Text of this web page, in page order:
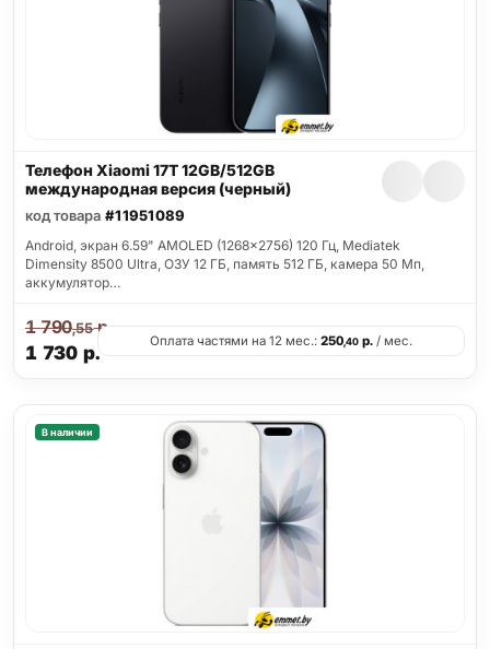
Телефон Xiaomi 17T 12GB/512GB
международная версия (черный)
код товара #11951089
Android, экран 6.59" AMOLED (1268x2756) 120 Гц, Mediatek
Dimensity 8500 Ultra, ОЗУ 12 ГБ, память 512 ГБ, камера 50 Мп,
аккумулятор…
1 730 р.
1 790,55р.
Оплата частями на 12 мес.: 250,40 р. / мес.
В наличии